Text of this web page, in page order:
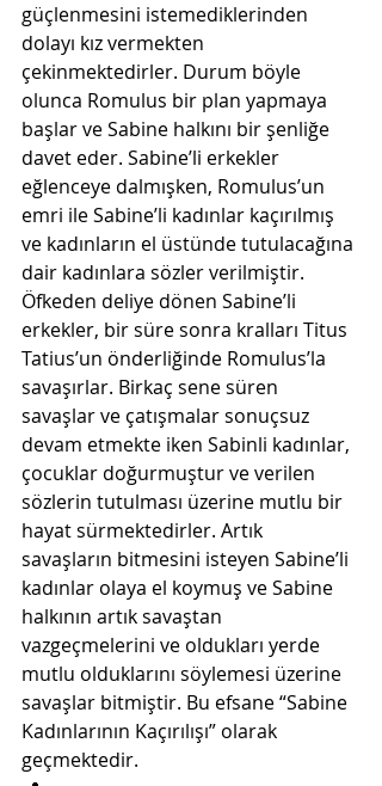
güçlenmesini istemediklerinden
dolayı kız vermekten
çekinmektedirler. Durum böyle
olunca Romulus bir plan yapmaya
başlar ve Sabine halkını bir şenliğe
davet eder. Sabine’li erkekler
eğlenceye dalmışken, Romulus’un
emri ile Sabine’li kadınlar kaçırılmış
ve kadınların el üstünde tutulacağına
dair kadınlara sözler verilmiştir.
Öfkeden deliye dönen Sabine’li
erkekler, bir süre sonra kralları Titus
Tatius’un önderliğinde Romulus’la
savaşırlar. Birkaç sene süren
savaşlar ve çatışmalar sonuçsuz
devam etmekte iken Sabinli kadınlar,
çocuklar doğurmuştur ve verilen
sözlerin tutulması üzerine mutlu bir
hayat sürmektedirler. Artık
savaşların bitmesini isteyen Sabine’li
kadınlar olaya el koymuş ve Sabine
halkının artık savaştan
vazgeçmelerini ve oldukları yerde
mutlu olduklarını söylemesi üzerine
savaşlar bitmiştir. Bu efsane “Sabine
Kadınlarının Kaçırılışı” olarak
geçmektedir.